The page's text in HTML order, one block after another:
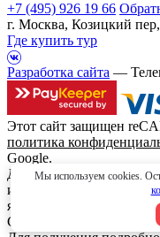
+7 (495) 926 19 66
г. Москва, Козицкий
Где купить тур
Разработка сайта —
Этот сайт защищен
политика
Google.
Данный интернет сайт
информационный
является публичной
Статьи 437 (2)
Мы используем cookies.